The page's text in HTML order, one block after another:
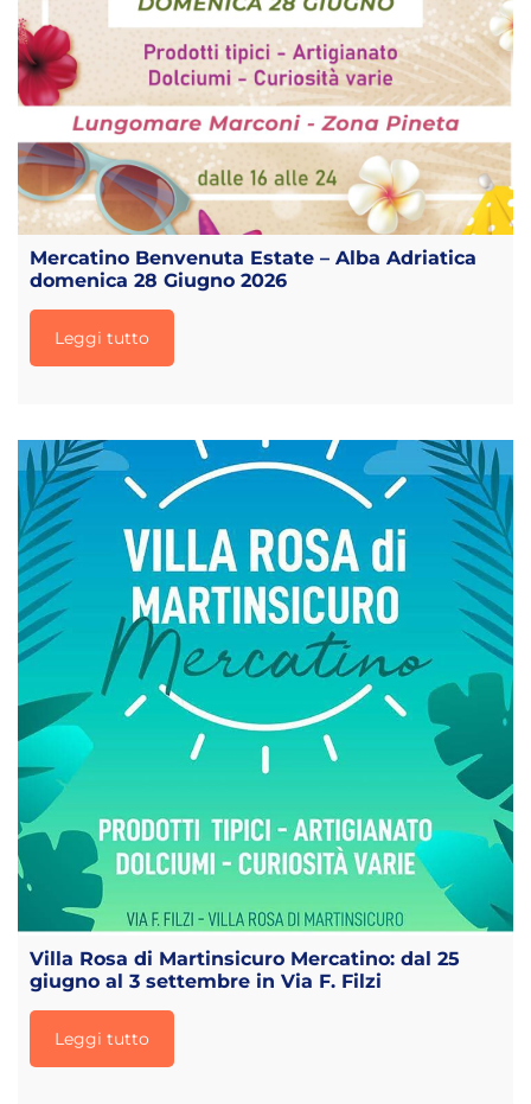
Mercatino Benvenuta Estate – Alba Adriatica
domenica 28 Giugno 2026
Leggi tutto
Villa Rosa di Martinsicuro Mercatino: dal 25
giugno al 3 settembre in Via F. Filzi
Leggi tutto